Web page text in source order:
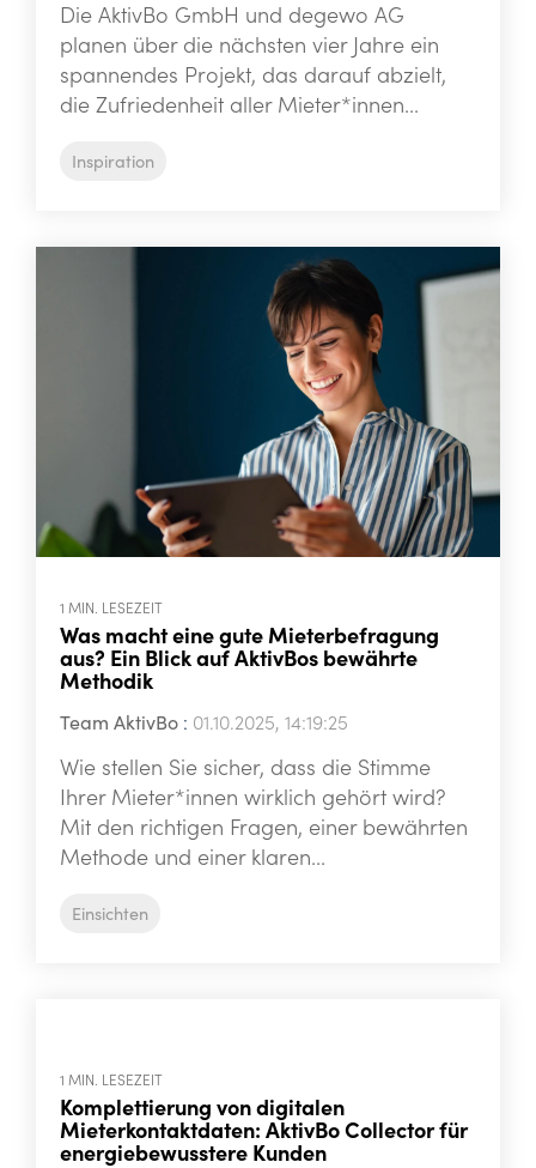
Die AktivBo GmbH und degewo AG
planen über die nächsten vier Jahre ein
spannendes Projekt, das darauf abzielt,
die Zufriedenheit aller Mieter*innen...
Inspiration
1 MIN. LESEZEIT
Was macht eine gute Mieterbefragung
aus? Ein Blick auf AktivBos bewährte
Methodik
Team AktivBo : 01.10.2025, 14:19:25
Wie stellen Sie sicher, dass die Stimme
Ihrer Mieter*innen wirklich gehört wird?
Mit den richtigen Fragen, einer bewährten
Methode und einer klaren...
Einsichten
1 MIN. LESEZEIT
Komplettierung von digitalen
Mieterkontaktdaten: AktivBo Collector für
energiebewusstere Kunden